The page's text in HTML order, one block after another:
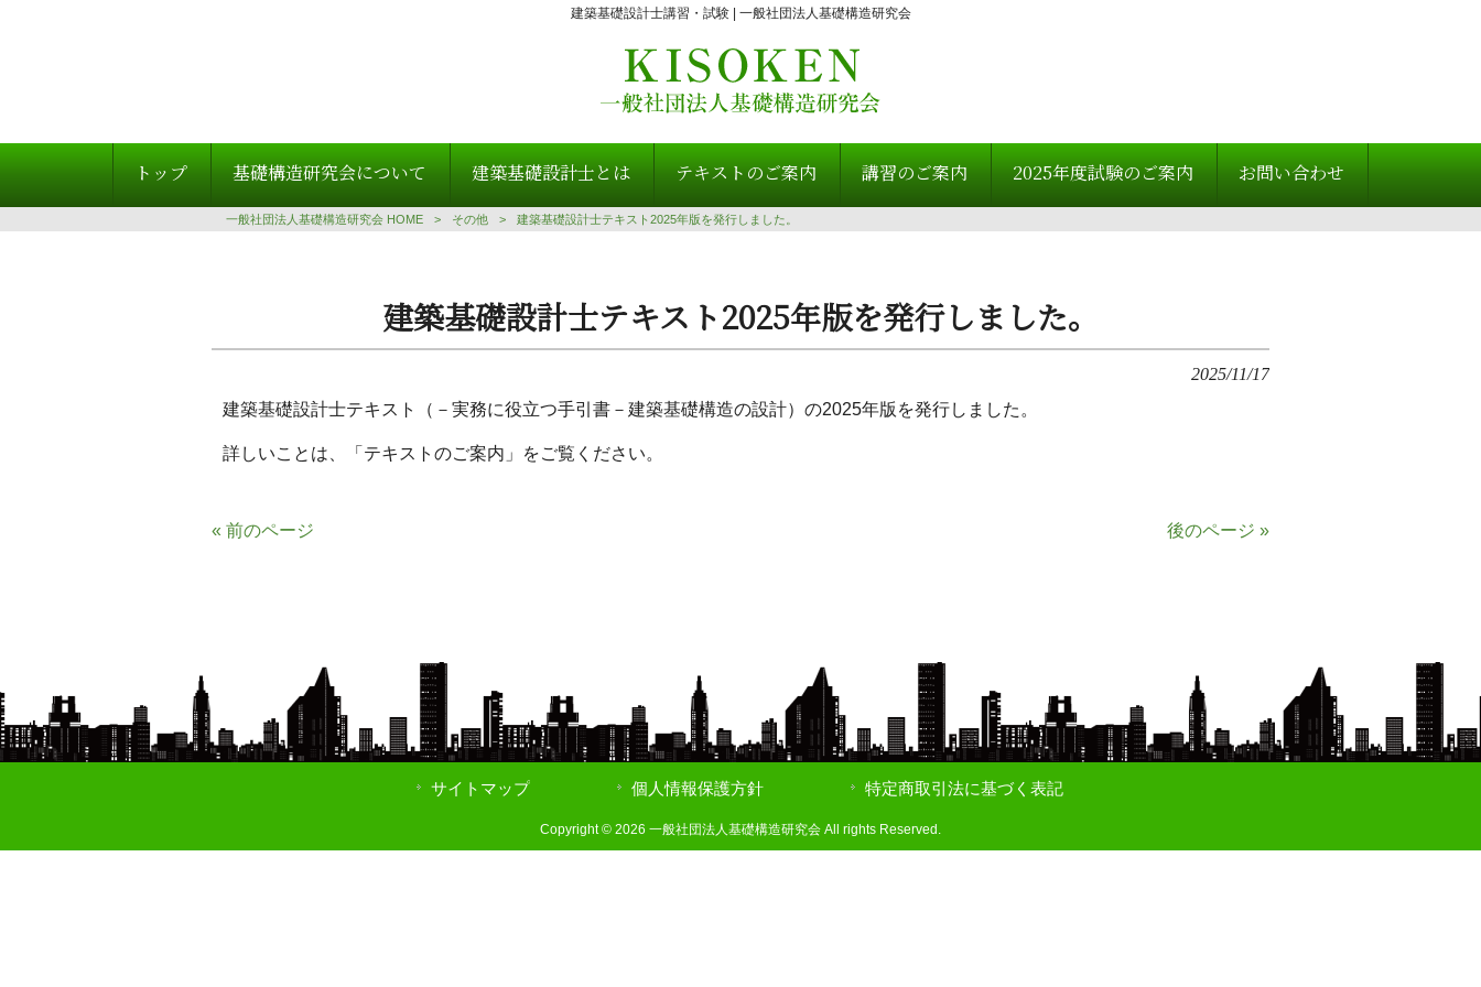
建築基礎設計士講習・試験 | 一般社団法人基礎構造研究会
トップ 基礎構造研究会について 建築基礎設計士とは テキストのご案内 講習のご案内 2025年度試験のご案内 お問い合わせ
一般社団法人基礎構造研究会 HOME > その他 > 建築基礎設計士テキスト2025年版を発行しました。
建築基礎設計士テキスト2025年版を発行しました。
2025/11/17
建築基礎設計士テキスト（－実務に役立つ手引書－建築基礎構造の設計）の2025年版を発行しました。
詳しいことは、「テキストのご案内」をご覧ください。
« 前のページ 後のページ »
サイトマップ 個人情報保護方針 特定商取引法に基づく表記
Copyright © 2026 一般社団法人基礎構造研究会 All rights Reserved.